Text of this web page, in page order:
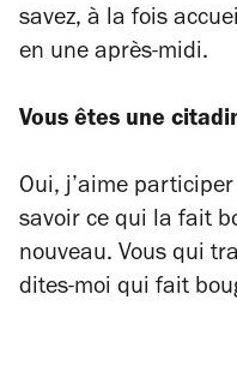
savez, à la fois
en une après-midi.
Vous êtes une
Oui, j’aime
savoir ce qui la fait
nouveau. Vous qui
dites-moi qui fait